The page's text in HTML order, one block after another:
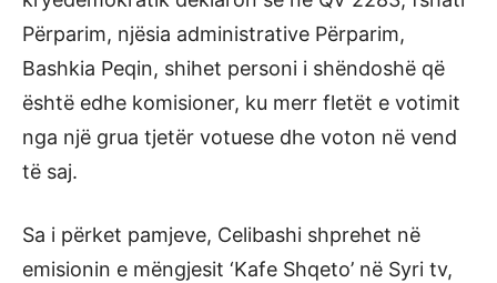
Përparim, njësia administrative Përparim,
Bashkia Peqin, shihet personi i shëndoshë që
është edhe komisioner, ku merr fletët e votimit
nga një grua tjetër votuese dhe voton në vend
të saj.
Sa i përket pamjeve, Celibashi shprehet në
emisionin e mëngjesit ‘Kafe Shqeto’ në Syri tv,